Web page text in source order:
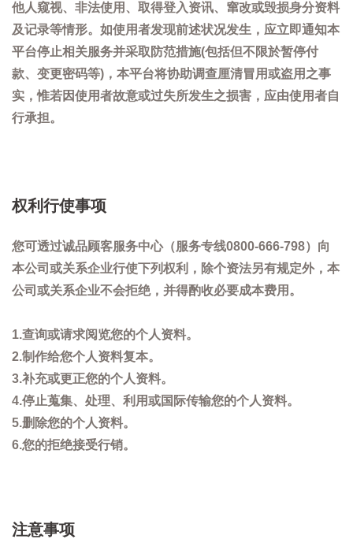
他人窥视、非法使用、取得登入资讯、窜改或毁损身分资料
及记录等情形。如使用者发现前述状况发生，应立即通知本
平台停止相关服务并采取防范措施(包括但不限於暂停付
款、变更密码等)，本平台将协助调查厘清冒用或盗用之事
实，惟若因使用者故意或过失所发生之损害，应由使用者自
行承担。
权利行使事项
您可透过诚品顾客服务中心（服务专线0800-666-798）向
本公司或关系企业行使下列权利，除个资法另有规定外，本
公司或关系企业不会拒绝，并得酌收必要成本费用。
1.查询或请求阅览您的个人资料。
2.制作给您个人资料复本。
3.补充或更正您的个人资料。
4.停止蒐集、处理、利用或国际传输您的个人资料。
5.删除您的个人资料。
6.您的拒绝接受行销。
注意事项